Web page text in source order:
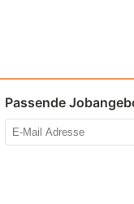
Passende